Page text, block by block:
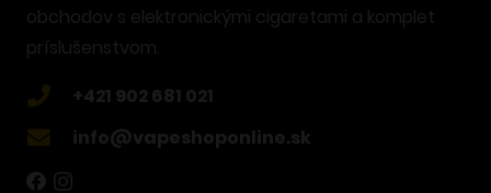
obchodov s elektronickými cigaretami a komplet
príslušenstvom.
+421 902 681 021
info@vapeshoponline.sk